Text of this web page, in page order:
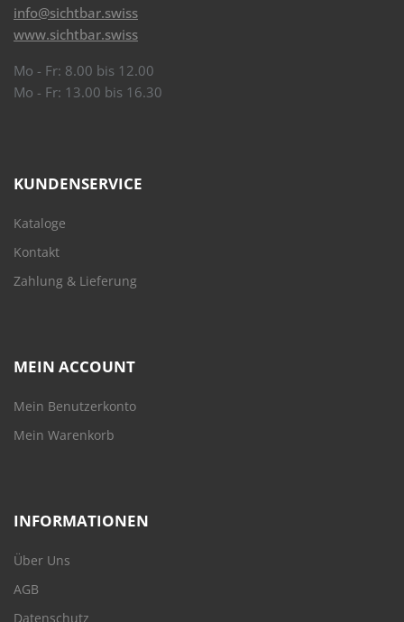
info@sichtbar.swiss
www.sichtbar.swiss
Mo - Fr: 8.00 bis 12.00
Mo - Fr: 13.00 bis 16.30
KUNDENSERVICE
Kataloge
Kontakt
Zahlung & Lieferung
MEIN ACCOUNT
Mein Benutzerkonto
Mein Warenkorb
INFORMATIONEN
Über Uns
AGB
Datenschutz